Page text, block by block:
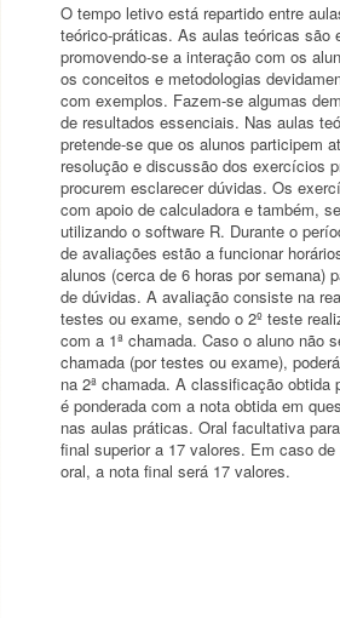
O tempo letivo está repartido entre
teórico-práticas. As aulas teóricas são
promovendo-se a interação com os
os conceitos e metodologias
com exemplos. Fazem-se algumas
de resultados essenciais. Nas aulas
pretende-se que os alunos participem
resolução e discussão dos exercícios
procurem esclarecer dúvidas. Os
com apoio de calculadora e também,
utilizando o software R. Durante o
de avaliações estão a funcionar
alunos (cerca de 6 horas por semana)
de dúvidas. A avaliação consiste na
testes ou exame, sendo o 2º teste
com a 1ª chamada. Caso o aluno não
chamada (por testes ou exame),
na 2ª chamada. A classificação obtida
é ponderada com a nota obtida em
nas aulas práticas. Oral facultativa
final superior a 17 valores. Em caso
oral, a nota final será 17 valores.